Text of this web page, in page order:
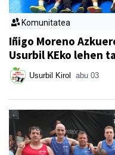
Komunitatea
Iñigo Moreno
Usurbil KEko lehen
Usurbil Kirol abu 03